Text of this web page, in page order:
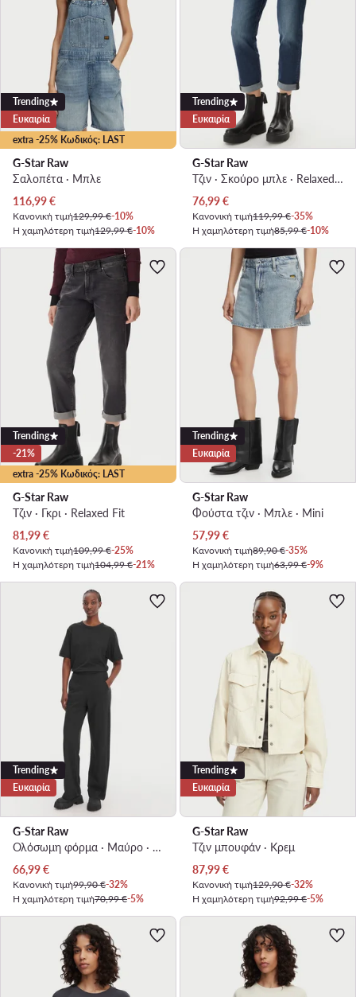
extra -25% Κωδικός: LAST
Trending
Ευκαιρία
G-Star Raw
Σαλοπέτα · Μπλε
Τρέχουσα τιμή
116,99€
Κανονική τιμή129,99 €-10%
Η χαμηλότερη τιμή129,99 €-10%
Trending
Ευκαιρία
G-Star Raw
Τζιν · Σκούρο μπλε · Relaxed Fit
Τρέχουσα τιμή
76,99€
Κανονική τιμή119,99 €-35%
Η χαμηλότερη τιμή85,99 €-10%
extra -25% Κωδικός: LAST
Trending
-21%
G-Star Raw
Τζιν · Γκρι · Relaxed Fit
Τρέχουσα τιμή
81,99€
Κανονική τιμή109,99 €-25%
Η χαμηλότερη τιμή104,99 €-21%
Trending
Ευκαιρία
G-Star Raw
Φούστα τζιν · Μπλε · Mini
Τρέχουσα τιμή
57,99€
Κανονική τιμή89,90 €-35%
Η χαμηλότερη τιμή63,99 €-9%
Trending
Ευκαιρία
G-Star Raw
Ολόσωμη φόρμα · Μαύρο · Μακρύ
Τρέχουσα τιμή
66,99€
Κανονική τιμή99,90 €-32%
Η χαμηλότερη τιμή70,99 €-5%
Trending
Ευκαιρία
G-Star Raw
Τζιν μπουφάν · Κρεμ
Τρέχουσα τιμή
87,99€
Κανονική τιμή129,90 €-32%
Η χαμηλότερη τιμή92,99 €-5%